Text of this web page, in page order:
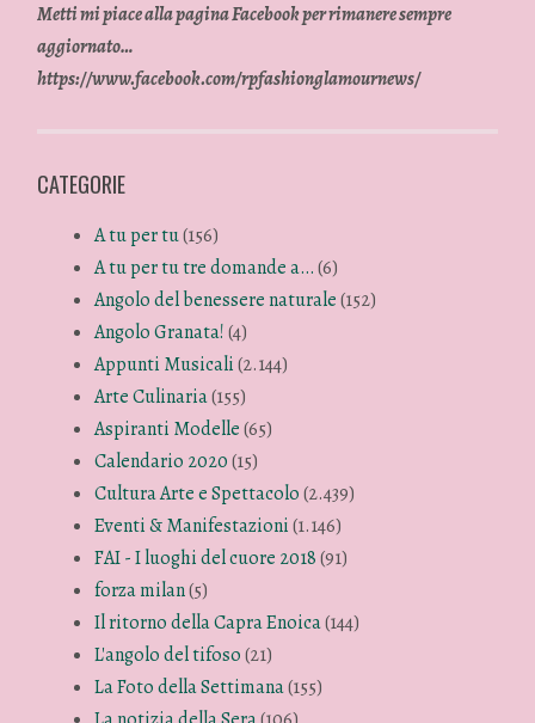
Metti mi piace alla pagina Facebook per rimanere sempre
aggiornato…
https://www.facebook.com/rpfashionglamournews/
CATEGORIE
A tu per tu(156)
A tu per tu tre domande a…(6)
Angolo del benessere naturale(152)
Angolo Granata!(4)
Appunti Musicali(2.144)
Arte Culinaria(155)
Aspiranti Modelle(65)
Calendario 2020(15)
Cultura Arte e Spettacolo(2.439)
Eventi & Manifestazioni(1.146)
FAI - I luoghi del cuore 2018(91)
forza milan(5)
Il ritorno della Capra Enoica(144)
L'angolo del tifoso(21)
La Foto della Settimana(155)